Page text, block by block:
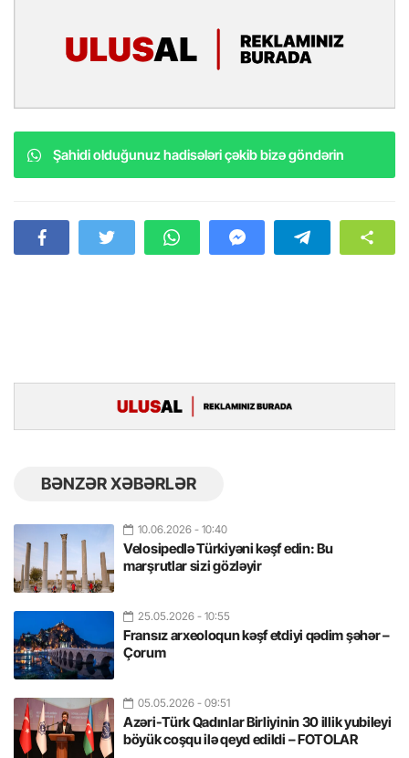
Şahidi olduğunuz hadisələri çəkib bizə göndərin
BƏNZƏR XƏBƏRLƏR
10.06.2026 - 10:40
Velosipedlə Türkiyəni kəşf edin: Bu
marşrutlar sizi gözləyir
25.05.2026 - 10:55
Fransız arxeoloqun kəşf etdiyi qədim şəhər –
Çorum
05.05.2026 - 09:51
Azəri-Türk Qadınlar Birliyinin 30 illik yubileyi
böyük coşqu ilə qeyd edildi – FOTOLAR